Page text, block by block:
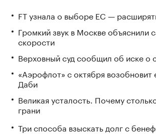
FT узнала о выборе ЕС —
Громкий звук в Москве объяснили
скорости
Верховный суд сообщил об иске о
«Аэрофлот» с октября
Даби
Великая усталость. Почему
грани
Три способа взыскать долг с